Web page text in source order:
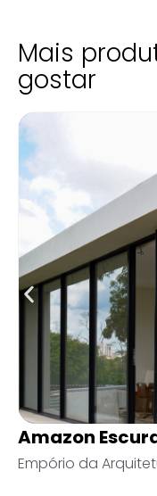
Mais
gostar
Stone
Mentha